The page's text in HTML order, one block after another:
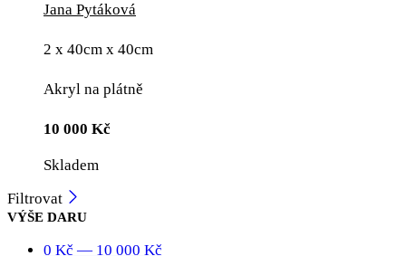
Jana Pytáková
2 x 40cm x 40cm
Akryl na plátně
10 000 Kč
Skladem
Filtrovat
VÝŠE DARU
0 Kč — 10 000 Kč